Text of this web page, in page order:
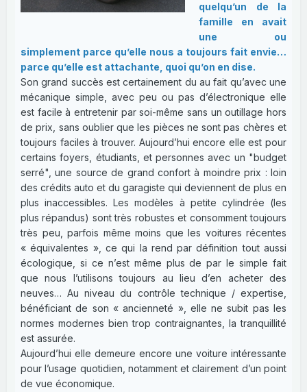
quelqu’un de la
famille en avait
une ou
simplement parce qu’elle nous a toujours fait envie…
parce qu’elle est attachante, quoi qu’on en dise.
Son grand succès est certainement du au fait qu’avec une
mécanique simple, avec peu ou pas d’électronique elle
est facile à entretenir par soi-même sans un outillage hors
de prix, sans oublier que les pièces ne sont pas chères et
toujours faciles à trouver. Aujourd’hui encore elle est pour
certains foyers, étudiants, et personnes avec un "budget
serré", une source de grand confort à moindre prix : loin
des crédits auto et du garagiste qui deviennent de plus en
plus inaccessibles. Les modèles à petite cylindrée (les
plus répandus) sont très robustes et consomment toujours
très peu, parfois même moins que les voitures récentes
« équivalentes », ce qui la rend par définition tout aussi
écologique, si ce n’est même plus de par le simple fait
que nous l’utilisons toujours au lieu d’en acheter des
neuves… Au niveau du contrôle technique / expertise,
bénéficiant de son « ancienneté », elle ne subit pas les
normes modernes bien trop contraignantes, la tranquillité
est assurée.
Aujourd’hui elle demeure encore une voiture intéressante
pour l’usage quotidien, notamment et clairement d’un point
de vue économique.